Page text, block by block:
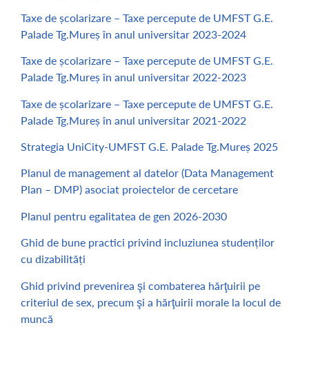
Taxe de școlarizare – Taxe percepute de UMFST G.E.
Palade Tg.Mureș în anul universitar 2023-2024
Taxe de școlarizare – Taxe percepute de UMFST G.E.
Palade Tg.Mureș în anul universitar 2022-2023
Taxe de școlarizare – Taxe percepute de UMFST G.E.
Palade Tg.Mureș în anul universitar 2021-2022
Strategia UniCity-UMFST G.E. Palade Tg.Mureș 2025
Planul de management al datelor (Data Management
Plan – DMP) asociat proiectelor de cercetare
Planul pentru egalitatea de gen 2026-2030
Ghid de bune practici privind incluziunea studenților
cu dizabilități
Ghid privind prevenirea şi combaterea hărţuirii pe
criteriul de sex, precum şi a hărţuirii morale la locul de
muncă